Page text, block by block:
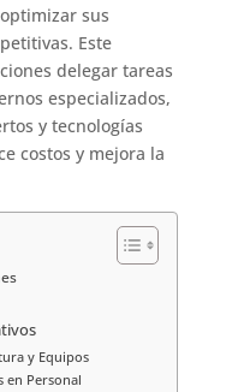
sus
Este
delegar tareas
especializados,
y tecnologías
costos y mejora la
y Equipos
en Personal